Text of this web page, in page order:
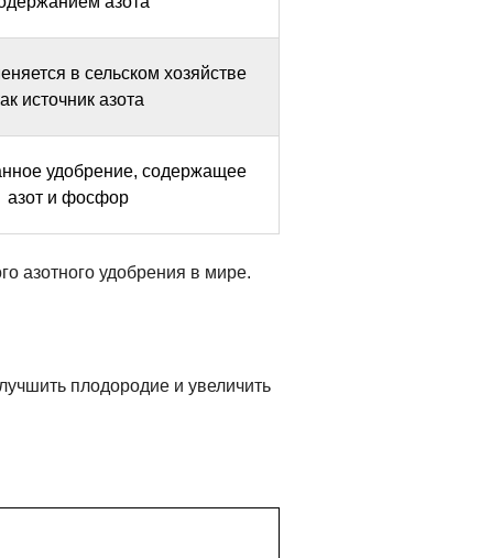
в сельском хозяйстве
источник азота
удобрение, содержащее
азот и фосфор
азотного удобрения в мире.
плодородие и увеличить